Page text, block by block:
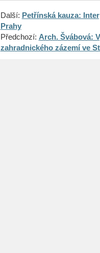
Další: Petřínská kauza:
Prahy
Předchozí: Arch. Švábová:
zahradnického zázemí ve